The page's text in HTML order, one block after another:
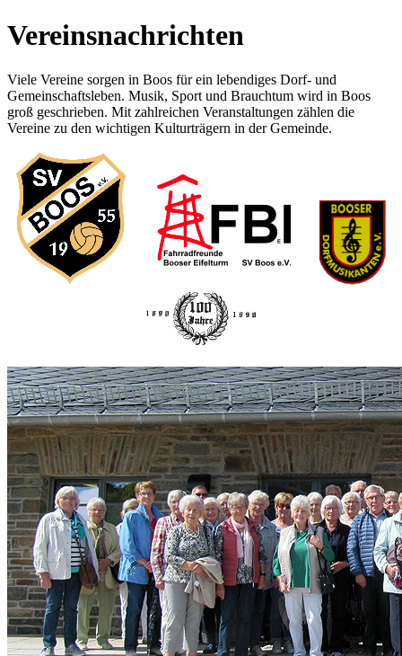
Vereinsnachrichten
Viele Vereine sorgen in Boos für ein lebendiges Dorf- und
Gemeinschaftsleben. Musik, Sport und Brauchtum wird in Boos
groß geschrieben. Mit zahlreichen Veranstaltungen zählen die
Vereine zu den wichtigen Kulturträgern in der Gemeinde.